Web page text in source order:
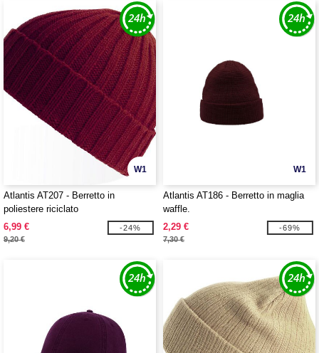
W1
Atlantis AT207 - Berretto in
poliestere riciclato
6,99 €
9,20 €
-24%
W1
Atlantis AT186 - Berretto in maglia
waffle.
2,29 €
7,30 €
-69%